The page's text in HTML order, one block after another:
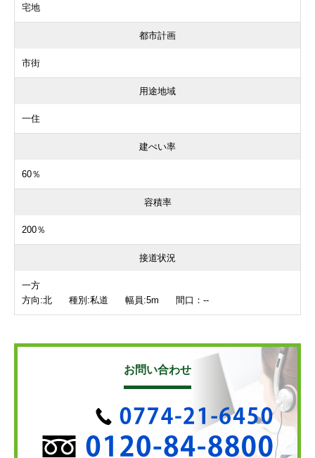
宅地
都市計画
市街
用途地域
一住
建ぺい率
60％
容積率
200％
接道状況
一方
方向:北 種別:私道 幅員:5m 間口：--
お問い合わせ